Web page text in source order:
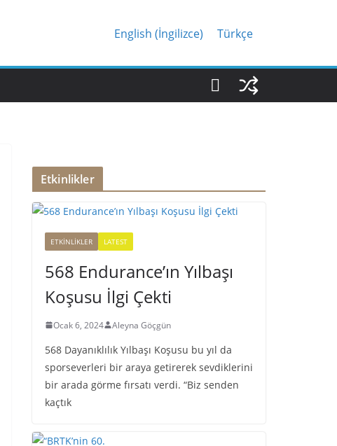
English (İngilizce) Türkçe
Etkinlikler
ETKINLIKLER LATEST
568 Endurance’ın Yılbaşı
Koşusu İlgi Çekti
Ocak 6, 2024 Aleyna Göçgün
568 Dayanıklılık Yılbaşı Koşusu bu yıl da
sporseverleri bir araya getirerek sevdiklerini
bir arada görme fırsatı verdi. “Biz senden
kaçtık